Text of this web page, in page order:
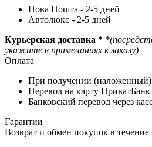
Нова Пошта - 2-5 дней
Автолюкс - 2-5 дней
Курьерская доставка *
укажите в примечаниях к заказу)
Оплата
При получении (наложенный)
Перевод на карту ПриватБанк
Банковский перевод через
Гарантии
Возврат и обмен покупок в